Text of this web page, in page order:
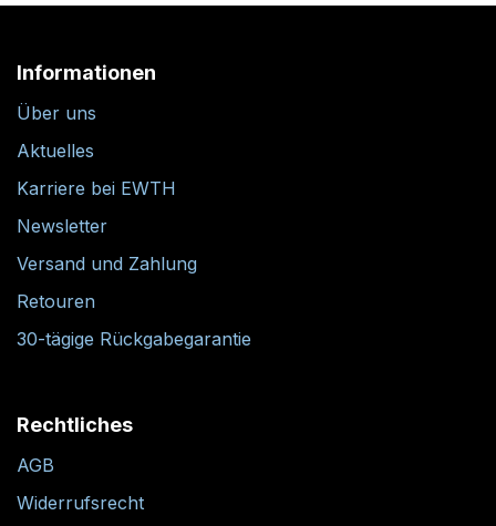
Informationen
Über uns
Aktuelles
Karriere bei EWTH
Newsletter
Versand und Zahlung
Retouren
30-tägige Rückgabegarantie
Rechtliches
AGB
Widerrufsrecht